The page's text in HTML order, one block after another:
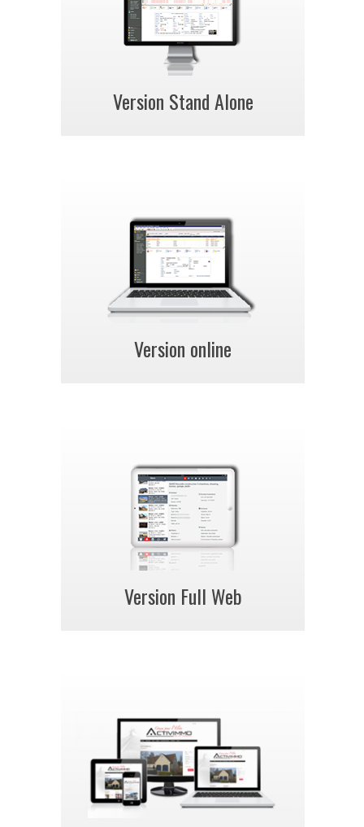
Version Stand Alone
Version online
Version Full Web